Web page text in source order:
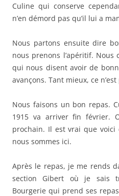
Culine qui conserve
n’en démord pas qu’il lui a
Nous partons ensuite dire
nous prenons l’apéritif. Nous
qui nous disent avoir de
avançons. Tant mieux, ce
Nous faisons un bon repas.
1915 va arriver fin février.
prochain. Il est vrai que
nous sommes ici.
Après le repas, je me rends
section Gibert où je sais
Bourgerie qui prend ses